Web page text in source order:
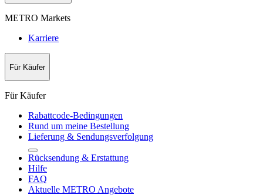
METRO Markets
Karriere
Für Käufer
Für Käufer
Rabattcode-Bedingungen
Rund um meine Bestellung
Lieferung & Sendungsverfolgung
Rücksendung & Erstattung
Hilfe
FAQ
Aktuelle METRO Angebote